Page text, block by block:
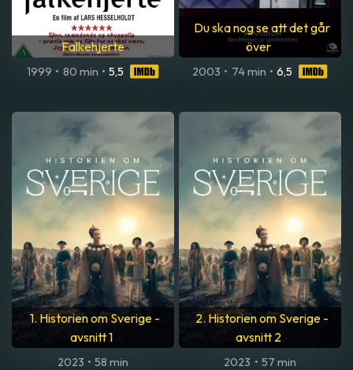
Falkehjerte
1999 • 80 min • 5,5
Du ska nog se att det går
över
2003 • 74 min • 6,5
1. Historien om Sverige -
avsnitt 1
2023 • 58 min
2. Historien om Sverige -
avsnitt 2
2023 • 57 min